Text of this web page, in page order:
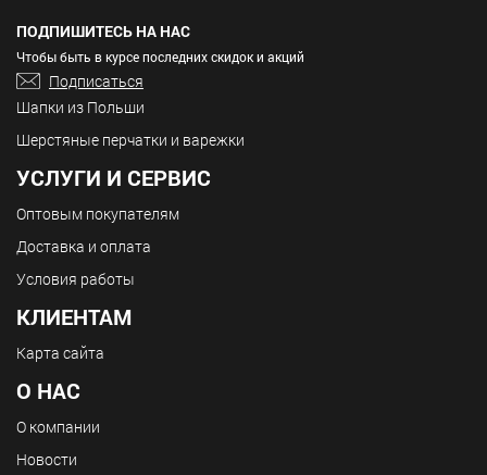
ПОДПИШИТЕСЬ НА НАС
Чтобы быть в курсе последних скидок и акций
Подписаться
Шапки из Польши
Шерстяные перчатки и варежки
УСЛУГИ И СЕРВИС
Оптовым покупателям
Доставка и оплата
Условия работы
КЛИЕНТАМ
Карта сайта
О НАС
О компании
Новости